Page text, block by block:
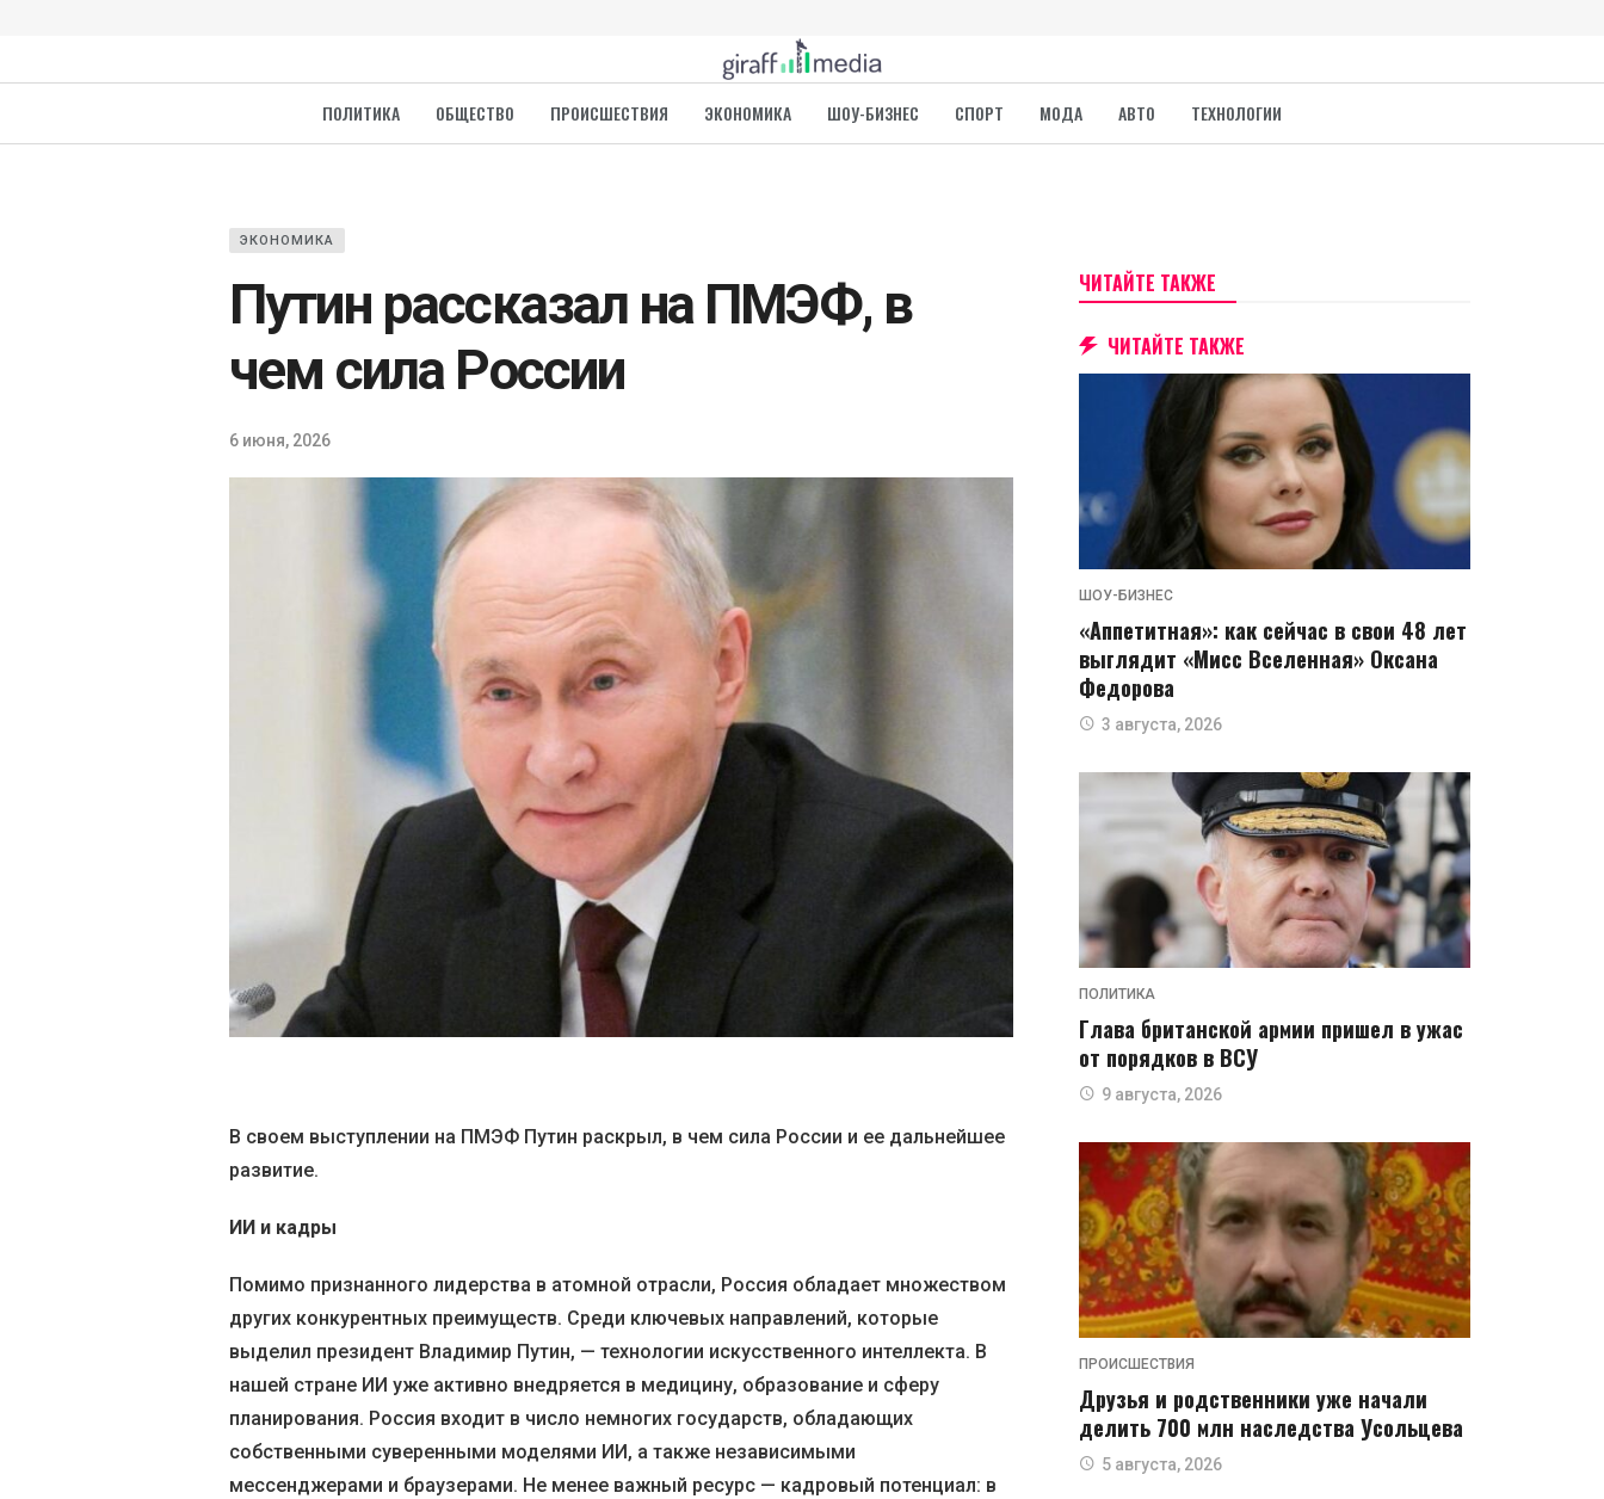
ПОЛИТИКА ОБЩЕСТВО ПРОИСШЕСТВИЯ ЭКОНОМИКА ШОУ-БИЗНЕС СПОРТ МОДА АВТО ТЕХНОЛОГИИ
ЭКОНОМИКА
Путин рассказал на ПМЭФ, в
чем сила России
6 июня, 2026
В своем выступлении на ПМЭФ Путин раскрыл, в чем сила России и ее дальнейшее
развитие.
ИИ и кадры
Помимо признанного лидерства в атомной отрасли, Россия обладает множеством
других конкурентных преимуществ. Среди ключевых направлений, которые
выделил президент Владимир Путин, — технологии искусственного интеллекта. В
нашей стране ИИ уже активно внедряется в медицину, образование и сферу
планирования. Россия входит в число немногих государств, обладающих
собственными суверенными моделями ИИ, а также независимыми
мессенджерами и браузерами. Не менее важный ресурс — кадровый потенциал: в
ЧИТАЙТЕ ТАКЖЕ
ЧИТАЙТЕ ТАКЖЕ
ШОУ-БИЗНЕС
«Аппетитная»: как сейчас в свои 48 лет
выглядит «Мисс Вселенная» Оксана
Федорова
3 августа, 2026
ПОЛИТИКА
Глава британской армии пришел в ужас
от порядков в ВСУ
9 августа, 2026
ПРОИСШЕСТВИЯ
Друзья и родственники уже начали
делить 700 млн наследства Усольцева
5 августа, 2026